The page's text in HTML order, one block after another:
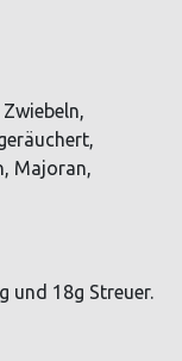
Majoran,
und 18g Streuer.